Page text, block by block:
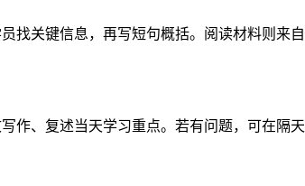
找关键信息，再写短句概括。阅读材料则来
作、复述当天学习重点。若有问题，可在隔